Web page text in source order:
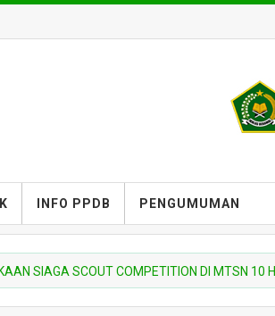
INFO PPDB PENGUMUMAN
SCOUT COMPETITION DI MTSN 10 HSS